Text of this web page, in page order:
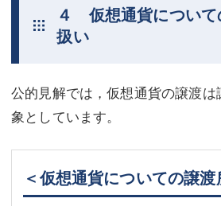
４ 仮想通貨について
扱い
公的見解では，仮想通貨の譲渡
象としています。
＜仮想通貨についての譲